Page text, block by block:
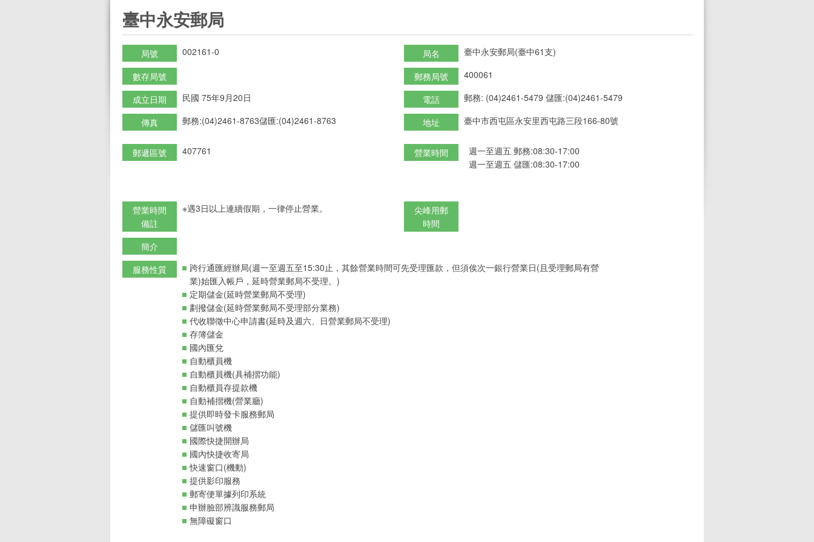
臺中永安郵局
局號 002161-0 局名 臺中永安郵局(臺中61支)
數存局號 郵務局號 400061
成立日期 民國 75年9月20日 電話 郵務: (04)2461-5479 儲匯:(04)2461-5479
傳真 郵務:(04)2461-8763儲匯:(04)2461-8763 地址 臺中市西屯區永安里西屯路三段166-80號
郵遞區號 407761 營業時間
週一至週五 郵務:08:30-17:00
週一至週五 儲匯:08:30-17:00
營業時間
備註
※遇3日以上連續假期，一律停止營業。
尖峰用郵
時間
簡介
服務性質
跨行通匯經辦局(週一至週五至15:30止，其餘營業時間可先受理匯款，但須俟次一銀行營業日(且受理郵局有營
業)始匯入帳戶，延時營業郵局不受理。)
定期儲金(延時營業郵局不受理)
劃撥儲金(延時營業郵局不受理部分業務)
代收聯徵中心申請書(延時及週六、日營業郵局不受理)
存簿儲金
國內匯兌
自動櫃員機
自動櫃員機(具補摺功能)
自動櫃員存提款機
自動補摺機(營業廳)
提供即時發卡服務郵局
儲匯叫號機
國際快捷開辦局
國內快捷收寄局
快速窗口(機動)
提供影印服務
郵寄便單據列印系統
申辦臉部辨識服務郵局
無障礙窗口